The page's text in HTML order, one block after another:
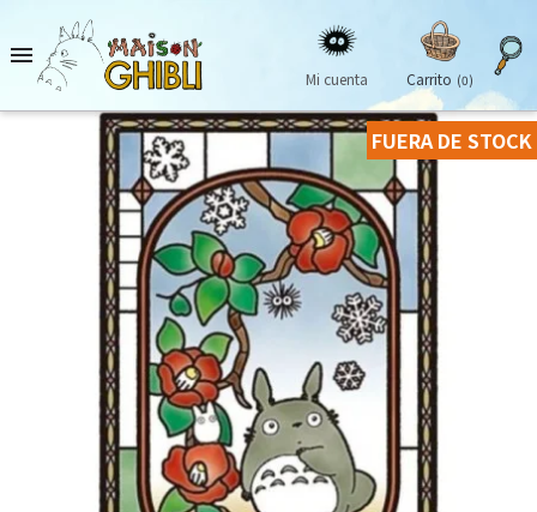

Mi cuenta Carrito (0)
FUERA DE STOCK